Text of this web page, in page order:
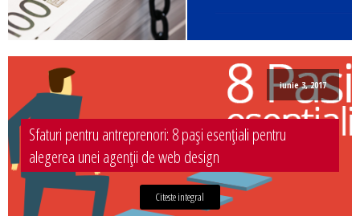
iunie 3, 2017
Sfaturi pentru antreprenori: 8 pași esențiali pentru
alegerea unei agenții de web design
Citeste integral